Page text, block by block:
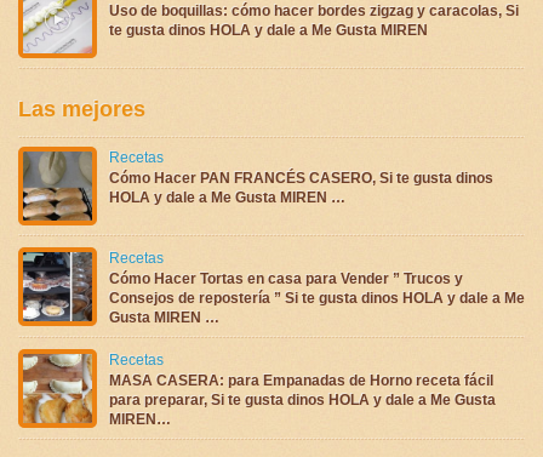
Uso de boquillas: cómo hacer bordes zigzag y caracolas, Si
te gusta dinos HOLA y dale a Me Gusta MIREN
Las mejores
Recetas
Cómo Hacer PAN FRANCÉS CASERO, Si te gusta dinos
HOLA y dale a Me Gusta MIREN …
Recetas
Cómo Hacer Tortas en casa para Vender ” Trucos y
Consejos de repostería ” Si te gusta dinos HOLA y dale a Me
Gusta MIREN …
Recetas
MASA CASERA: para Empanadas de Horno receta fácil
para preparar, Si te gusta dinos HOLA y dale a Me Gusta
MIREN…